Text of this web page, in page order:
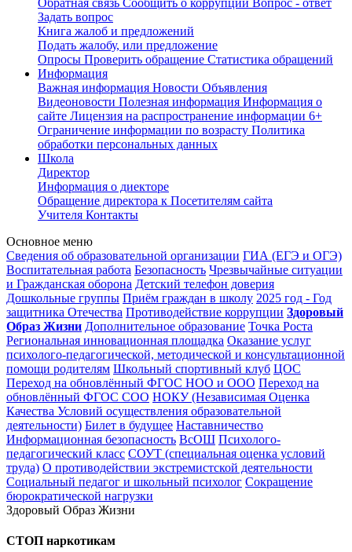
Обратная связь Сообщить о коррупции Вопрос - ответ
Задать вопрос
Книга жалоб и предложений
Подать жалобу, или предложение
Опросы Проверить обращение Статистика обращений
Информация
Важная информация Новости Объявления
Видеоновости Полезная информация Информация о
сайте Лицензия на распространение информации 6+
Ограничение информации по возрасту Политика
обработки персональных данных
Школа
Директор
Информация о диекторе
Обращение директора к Посетителям сайта
Учителя Контакты
Основное меню
Сведения об образовательной организации ГИА (ЕГЭ и ОГЭ)
Воспитательная работа Безопасность Чрезвычайные ситуации
и Гражданская оборона Детский телефон доверия
Дошкольные группы Приём граждан в школу 2025 год - Год
защитника Отечества Противодействие коррупции Здоровый
Образ Жизни Дополнительное образование Точка Роста
Региональная инновационная площадка Оказание услуг
психолого-педагогической, методической и консультационной
помощи родителям Школьный спортивный клуб ЦОС
Переход на обновлённый ФГОС НОО и ООО Переход на
обновлённый ФГОС СОО НОКУ (Независимая Оценка
Качества Условий осуществления образовательной
деятельности) Билет в будущее Наставничество
Информационная безопасность ВсОШ Психолого-
педагогический класс СОУТ (специальная оценка условий
труда) О противодействии экстремистской деятельности
Социальный педагог и школьный психолог Сокращение
бюрократической нагрузки
Здоровый Образ Жизни
СТОП наркотикам